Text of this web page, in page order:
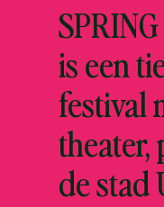
is een
festival
theater,
de stad